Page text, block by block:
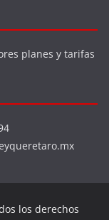
planes y tarifas
los derechos